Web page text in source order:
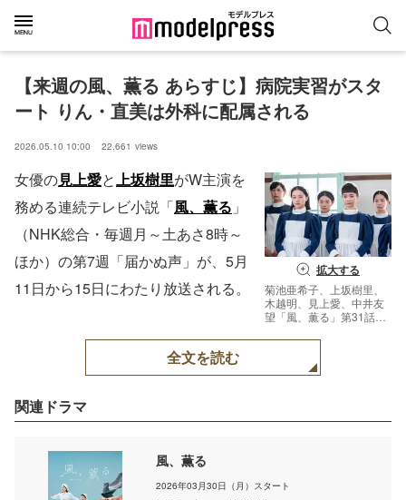
【来週の風、薫る あらすじ】病院実習がスタ
ート りん・直美は外科に配属される
2026.05.10 10:00 22,661 views
拡大する
菊池亜希子、上坂樹里、
木越明、見上愛、中井友
望「風、薫る」第31話
女優の見上愛と上坂樹里がW主演を
務める連続テレビ小説「風、薫る 」
（NHK総合・毎週月～土あさ8時～
ほか）の第7週「届かぬ声」が、5月
11日から15日にわたり放送される。
全文を読む
関連ドラマ
風、薫る
2026年03月30日（月）スタート